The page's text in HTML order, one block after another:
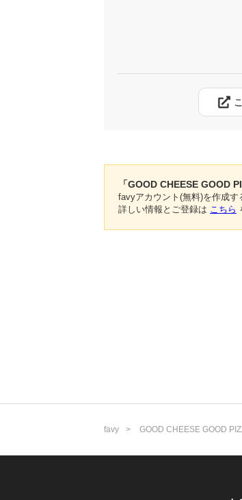
「GOOD CHEESE GOOD
favyアカウント(無料)を作成す
詳しい情報とご登録は こちら
favy GOOD CHEESE GOOD